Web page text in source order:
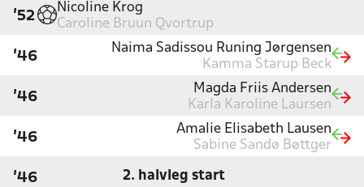
'52
Nicoline Krog
Caroline Bruun Qvortrup
'46
Naima Sadissou Runing Jørgensen
Kamma Starup Beck
'46
Magda Friis Andersen
Karla Karoline Laursen
'46
Amalie Elisabeth Lausen
Sabine Sandø Bøttger
'46 2. halvleg start